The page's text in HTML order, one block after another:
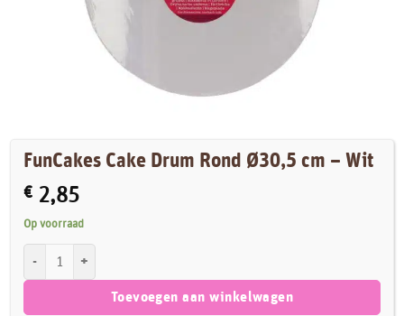
FunCakes Cake Drum Rond Ø30,5 cm – Wit
€ 2,85
Op voorraad
Toevoegen aan winkelwagen